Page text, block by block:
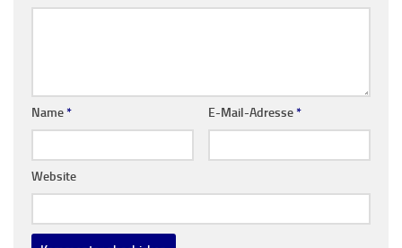
Name* E-Mail-Adresse*
Website